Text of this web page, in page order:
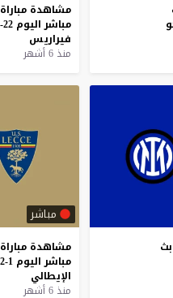
مشاهدة مباراة
مباشر اليوم 22-2-2026
فيراريس
منذ 6 أشهر
بث
مباشر
مشاهدة مباراة
مباشر اليوم 1-2-2026
الإيطالي
منذ 6 أشهر